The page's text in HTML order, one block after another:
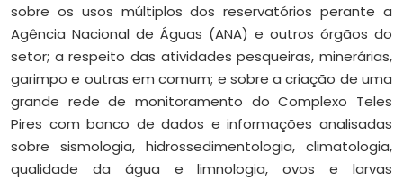
sobre os usos múltiplos dos reservatórios perante a
Agência Nacional de Águas (ANA) e outros órgãos do
setor; a respeito das atividades pesqueiras, minerárias,
garimpo e outras em comum; e sobre a criação de uma
grande rede de monitoramento do Complexo Teles
Pires com banco de dados e informações analisadas
sobre sismologia, hidrossedimentologia, climatologia,
qualidade da água e limnologia, ovos e larvas